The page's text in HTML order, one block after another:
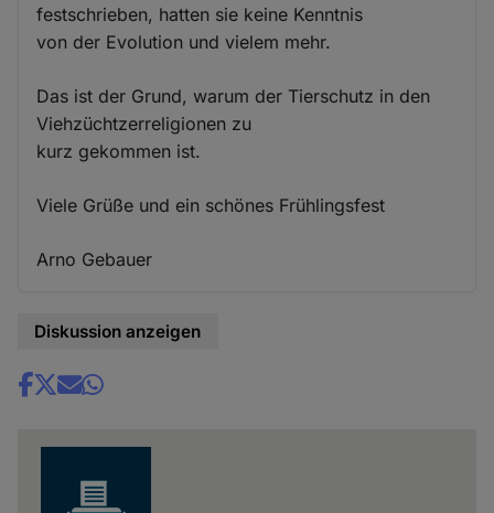
festschrieben, hatten sie keine Kenntnis
von der Evolution und vielem mehr.
Das ist der Grund, warum der Tierschutz in den
Viehzüchtzerreligionen zu
kurz gekommen ist.
Viele Grüße und ein schönes Frühlingsfest
Arno Gebauer
Diskussion anzeigen
Share